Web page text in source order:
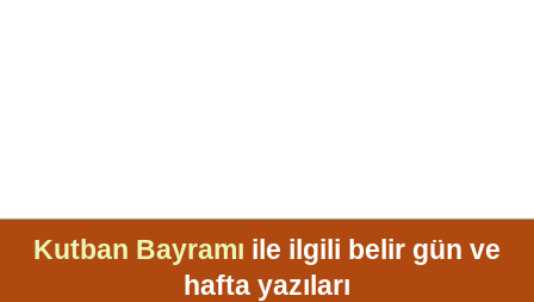
Kutban Bayramı ile ilgili belir gün ve
hafta yazıları